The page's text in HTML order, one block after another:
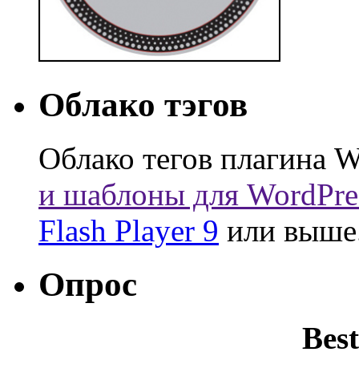
Облако тэгов
Облако тегов плагина
и шаблоны для
Flash Player 9 или
Опрос